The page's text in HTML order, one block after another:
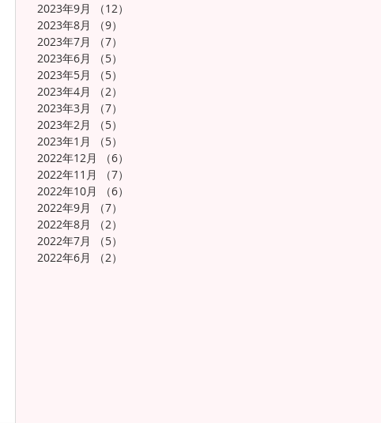
2023年9月
（12）
2023年8月
（9）
2023年7月
（7）
2023年6月
（5）
2023年5月
（5）
2023年4月
（2）
2023年3月
（7）
2023年2月
（5）
2023年1月
（5）
2022年12月
（6）
2022年11月
（7）
2022年10月
（6）
2022年9月
（7）
2022年8月
（2）
2022年7月
（5）
2022年6月
（2）